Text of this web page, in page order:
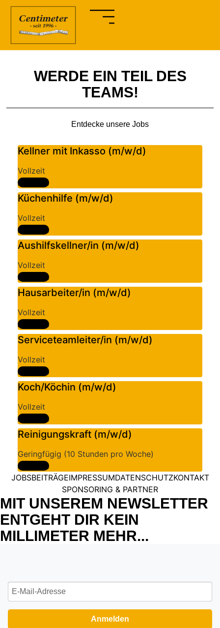
WERDE EIN TEIL DES
TEAMS!
Entdecke unsere Jobs
Kellner mit Inkasso (m/w/d)
Vollzeit
Ansehen
Küchenhilfe (m/w/d)
Vollzeit
Ansehen
Aushilfskellner/in (m/w/d)
Vollzeit
Ansehen
Hausarbeiter/in (m/w/d)
Vollzeit
Ansehen
Serviceteamleiter/in (m/w/d)
Vollzeit
Ansehen
Koch/Köchin (m/w/d)
Vollzeit
Ansehen
Reinigungskraft (m/w/d)
Geringfügig (10 Stunden pro Woche)
Ansehen
JOBSBEITRÄGEIMPRESSUMDATENSCHUTZKONTAKT
SPONSORING & PARTNER
MIT UNSEREM NEWSLETTER
ENTGEHT DIR KEIN
MILLIMETER MEHR...
Anmelden